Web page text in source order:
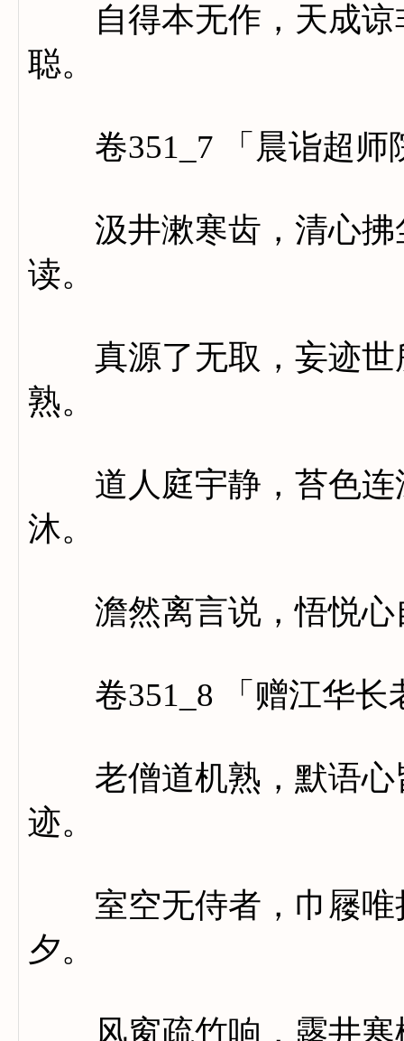
自得本无作，天成谅
聪。
卷351_7 「晨诣超师
汲井漱寒齿，清心拂
读。
真源了无取，妄迹世
熟。
道人庭宇静，苔色连
沐。
澹然离言说，悟悦心
卷351_8 「赠江华长
老僧道机熟，默语心
迹。
室空无侍者，巾屦唯
夕。
风窗疏竹响，露井寒